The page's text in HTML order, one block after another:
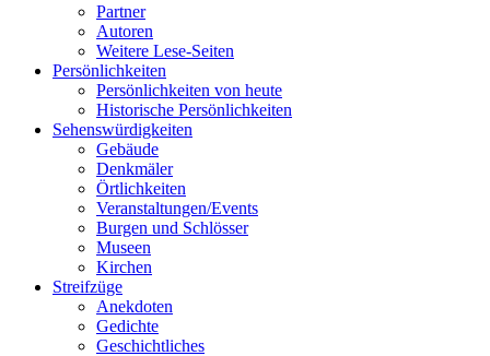
Partner
Autoren
Weitere Lese-Seiten
Persönlichkeiten
Persönlichkeiten von heute
Historische Persönlichkeiten
Sehenswürdigkeiten
Gebäude
Denkmäler
Örtlichkeiten
Veranstaltungen/Events
Burgen und Schlösser
Museen
Kirchen
Streifzüge
Anekdoten
Gedichte
Geschichtliches